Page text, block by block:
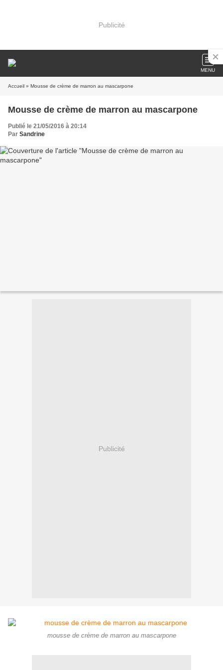
Publicité
MENU
Accueil » Mousse de crème de marron au mascarpone
Mousse de crème de marron au mascarpone
Publié le 21/05/2016 à 20:14
Par Sandrine
Publicité
mousse de crème de marron au mascarpone